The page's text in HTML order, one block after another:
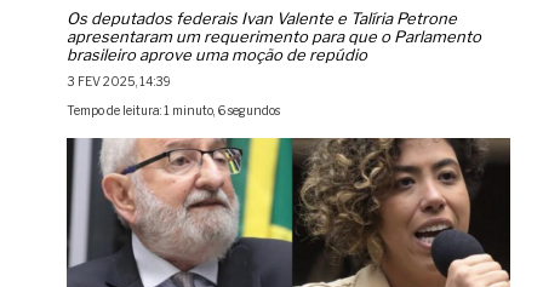
Os deputados federais Ivan Valente e Talíria Petrone
apresentaram um requerimento para que o Parlamento
brasileiro aprove uma moção de repúdio
3 FEV 2025, 14:39
Tempo de leitura: 1 minuto, 6 segundos